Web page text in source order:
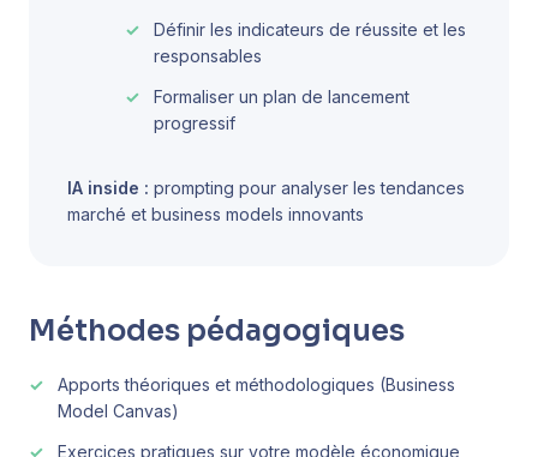
Définir les indicateurs de réussite et les
responsables
Formaliser un plan de lancement
progressif
IA inside : prompting pour analyser les tendances
marché et business models innovants
Méthodes pédagogiques
Apports théoriques et méthodologiques (Business
Model Canvas)
Exercices pratiques sur votre modèle économique